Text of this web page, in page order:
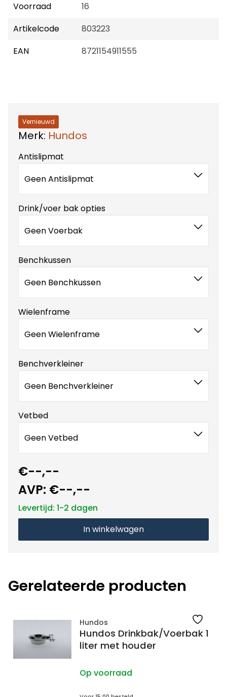
Voorraad
16
Artikelcode
803223
EAN
8721154911555
Vernieuwd
Merk: Hundos
Antislipmat
Geen Antislipmat
Drink/voer bak opties
Geen Voerbak
Benchkussen
Geen Benchkussen
Wielenframe
Geen Wielenframe
Benchverkleiner
Geen Benchverkleiner
Vetbed
Geen Vetbed
€--,--
AVP: €--,--
Levertijd: 1-2 dagen
In winkelwagen
Gerelateerde producten
Hundos
Hundos Drinkbak/Voerbak 1
liter met houder
Op voorraad